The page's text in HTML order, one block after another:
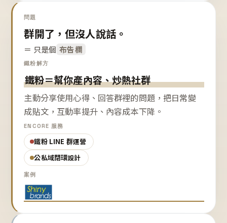
問題
群開了，但沒人說話。
＝ 只是個 布告欄
鐵粉解方
鐵粉＝幫你產內容、炒熱社群
主動分享使用心得、回答群裡的問題，把日常變
成貼文，互動率提升、內容成本下降。
ENCORE 服務
鐵粉 LINE 群運營
公私域閉環設計
案例